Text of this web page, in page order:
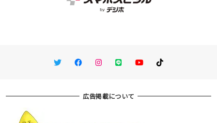
TwitterFacebookInstagram
LINE You TubeTikTok
広告掲載について